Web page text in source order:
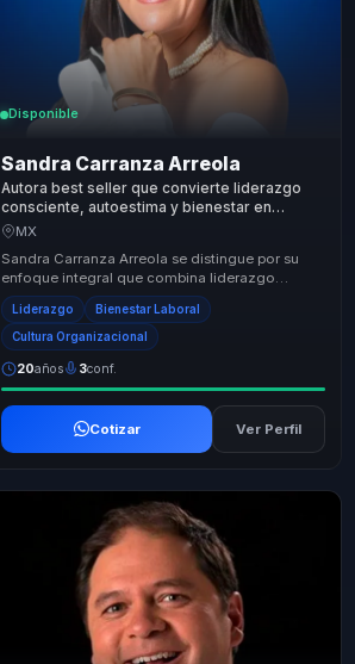
Disponible
Sandra Carranza Arreola
Autora best seller que convierte liderazgo
consciente, autoestima y bienestar en
confianza y cultura humana para empresas y
MX
Sandra Carranza Arreola se distingue por su
enfoque integral que combina liderazgo
transformacional y consciencia personal. Su
propuesta ...
Liderazgo Bienestar Laboral
Cultura Organizacional
20años 3conf.
Cotizar Ver Perfil